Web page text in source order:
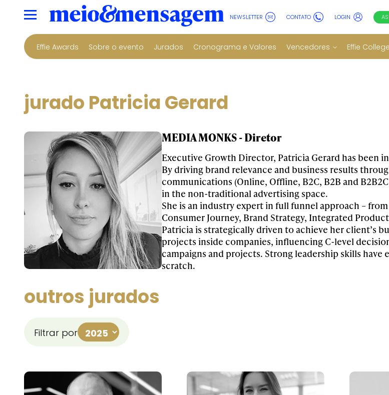
NEWSLETTER CONTATO LOGIN
Effie Awards Sobre o evento Jurados Cronograma e Valores Vencedores Effie College
jurado Patricia Gerard
MEDIA MONKS - Diretor
Executive Growth Director, Patricia Gerard has been
By driving brand relevance and business results
communications (Online, Offline, B2C, B2B and
in the non-traditional advertising space.
She is an industry expert in full funnel approach –
Consumer Journey, Brand Strategy, Integrated
Patricia is strategically driven to achieve her client’s
projects inside companies, influencing C-level
campaigns and projects. Strong leadership skills
scratch.
outros jurados
Filtrar por